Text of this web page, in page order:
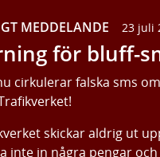
MEDDELANDE 23 juli
för bluff-
cirkulerar falska sms
skickar aldrig ut
inte in några pengar